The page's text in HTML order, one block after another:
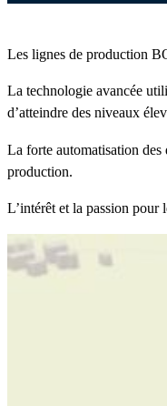
Les lignes de production
La technologie avancée
d’atteindre des niveaux
La forte automatisation
production.
L’intérêt et la passion pour